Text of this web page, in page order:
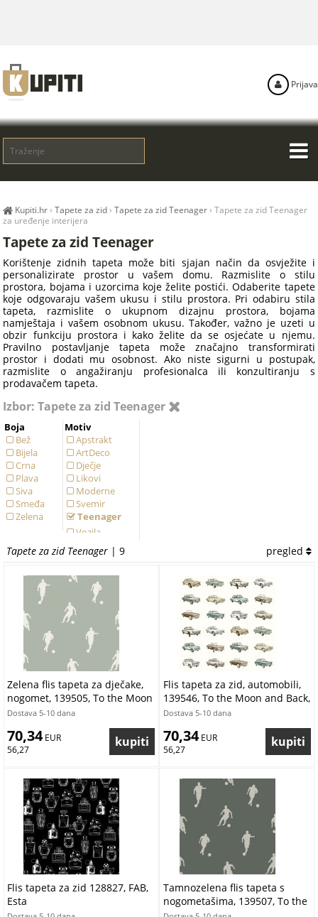
Kupiti.hr›Tapete za zid ›Tapete za zid Teenager ›Tapete za zid Teenager
za uređenje interijera
Tapete za zid Teenager
Korištenje zidnih tapeta može biti sjajan način da osvježite i
personalizirate prostor u vašem domu. Razmislite o stilu
prostora, bojama i uzorcima koje želite postići. Odaberite tapete
koje odgovaraju vašem ukusu i stilu prostora. Pri odabiru stila
tapeta, razmislite o ukupnom dizajnu prostora, bojama
namještaja i vašem osobnom ukusu. Također, važno je uzeti u
obzir funkciju prostora i kako želite da se osjećate u njemu.
Pravilno postavljanje tapeta može značajno transformirati
prostor i dodati mu osobnost. Ako niste sigurni u postupak,
razmislite o angažiranju profesionalca ili konzultiranju s
prodavačem tapeta.
Izbor: Tapete za zid Teenager
Boja
Bež
Bijela
Crna
Plava
Siva
Smeđa
Zelena
Motiv
Apstrakt
ArtDeco
Dječje
Likovi
Moderne
Svemir
Teenager
Vozila
Tapete za zid Teenager | 9 pregled
Zelena flis tapeta za dječake,
nogomet, 139505, To the Moon
and Back, Esta Home
Dostava 5-10 dana
70,34 EUR
56,27
Flis tapeta za zid, automobili,
139546, To the Moon and Back,
Esta Home
Dostava 5-10 dana
70,34 EUR
56,27
Flis tapeta za zid 128827, FAB,
Esta
Tamnozelena flis tapeta s
nogometašima, 139507, To the
Prijava